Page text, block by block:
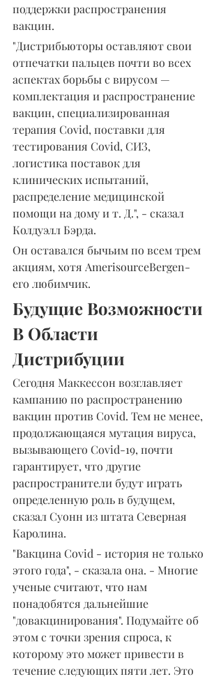
поддержки распространения
вакцин.
"Дистрибьюторы оставляют свои
отпечатки пальцев почти во всех
аспектах борьбы с вирусом —
комплектация и распространение
вакцин, специализированная
терапия Covid, поставки для
тестирования Covid, СИЗ,
логистика поставок для
клинических испытаний,
распределение медицинской
помощи на дому и т. Д.", - сказал
Колдуэлл Бэрда.
Он оставался бычьим по всем трем
акциям, хотя AmerisourceBergen-
его любимчик.
Будущие Возможности
В Области
Дистрибуции
Сегодня Маккессон возглавляет
кампанию по распространению
вакцин против Covid. Тем не менее,
продолжающаяся мутация вируса,
вызывающего Covid-19, почти
гарантирует, что другие
распространители будут играть
определенную роль в будущем,
сказал Суонн из штата Северная
Каролина.
"Вакцина Covid - история не только
этого года", - сказала она. - Многие
ученые считают, что нам
понадобятся дальнейшие
"довакцинирования". Подумайте об
этом с точки зрения спроса, к
которому это может привести в
течение следующих пяти лет. Это